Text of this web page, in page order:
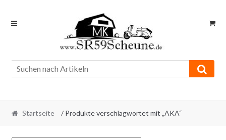
Skip
Skip
Startseite / Produkte verschlagwortet mit „AKA“